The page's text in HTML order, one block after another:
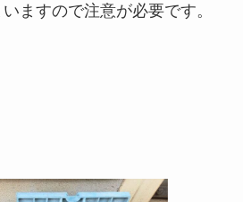
ますので注意が必要です。